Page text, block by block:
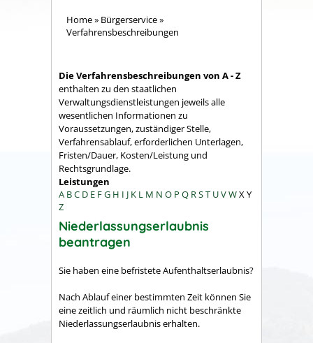
Home» Bürgerservice»
Verfahrensbeschreibungen
Die Verfahrensbeschreibungen von A - Z
enthalten zu den staatlichen
Verwaltungsdienstleistungen jeweils alle
wesentlichen Informationen zu
Voraussetzungen, zuständiger Stelle,
Verfahrensablauf, erforderlichen Unterlagen,
Fristen/Dauer, Kosten/Leistung und
Rechtsgrundlage.
Leistungen
A BC D E FG H I J K L M N O P Q RST UVWX Y
Z
Niederlassungserlaubnis
beantragen
Sie haben eine befristete Aufenthaltserlaubnis?
Nach Ablauf einer bestimmten Zeit können Sie
eine zeitlich und räumlich nicht beschränkte
Niederlassungserlaubnis erhalten.